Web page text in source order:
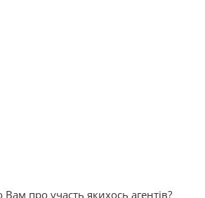
про участь якихось агентів?